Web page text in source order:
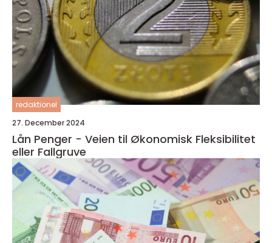
redaktionel
27. December 2024
Lån Penger - Veien til Økonomisk Fleksibilitet
eller Fallgruve